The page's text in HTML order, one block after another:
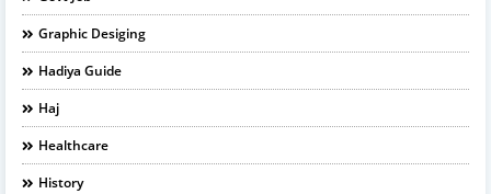
Graphic Desiging
Hadiya Guide
Haj
Healthcare
History